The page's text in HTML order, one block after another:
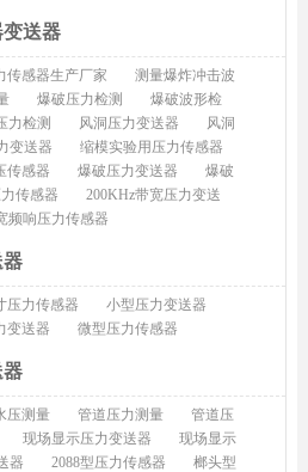
送器
传感器生产厂家
测量爆炸冲击波
爆破压力检测
爆破波形检
力检测 风洞压力变送器
风洞
变送器
缩模实验用压力传感器
传感器 爆破压力变送器
爆破
传感器
200KHz带宽压力变送
频响压力传感器
压力传感器
小型压力变送器
变送器 微型压力传感器
器
压测量 管道压力测量
管道压
现场显示压力变送器
现场显示
器 2088型压力传感器
榔头型